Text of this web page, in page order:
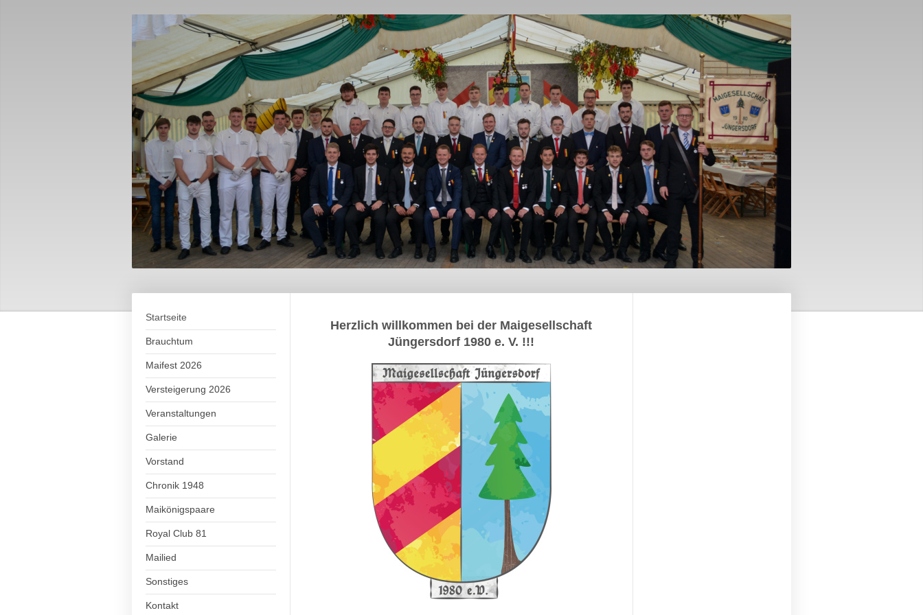
Startseite
Brauchtum
Maifest 2026
Versteigerung 2026
Veranstaltungen
Galerie
Vorstand
Chronik 1948
Maikönigspaare
Royal Club 81
Mailied
Sonstiges
Kontakt
Herzlich will­kom­men bei der Maigesellschaft
Jüngersdorf 1980 e. V. !!!